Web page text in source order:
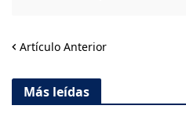
Artículo Anterior
Más leídas